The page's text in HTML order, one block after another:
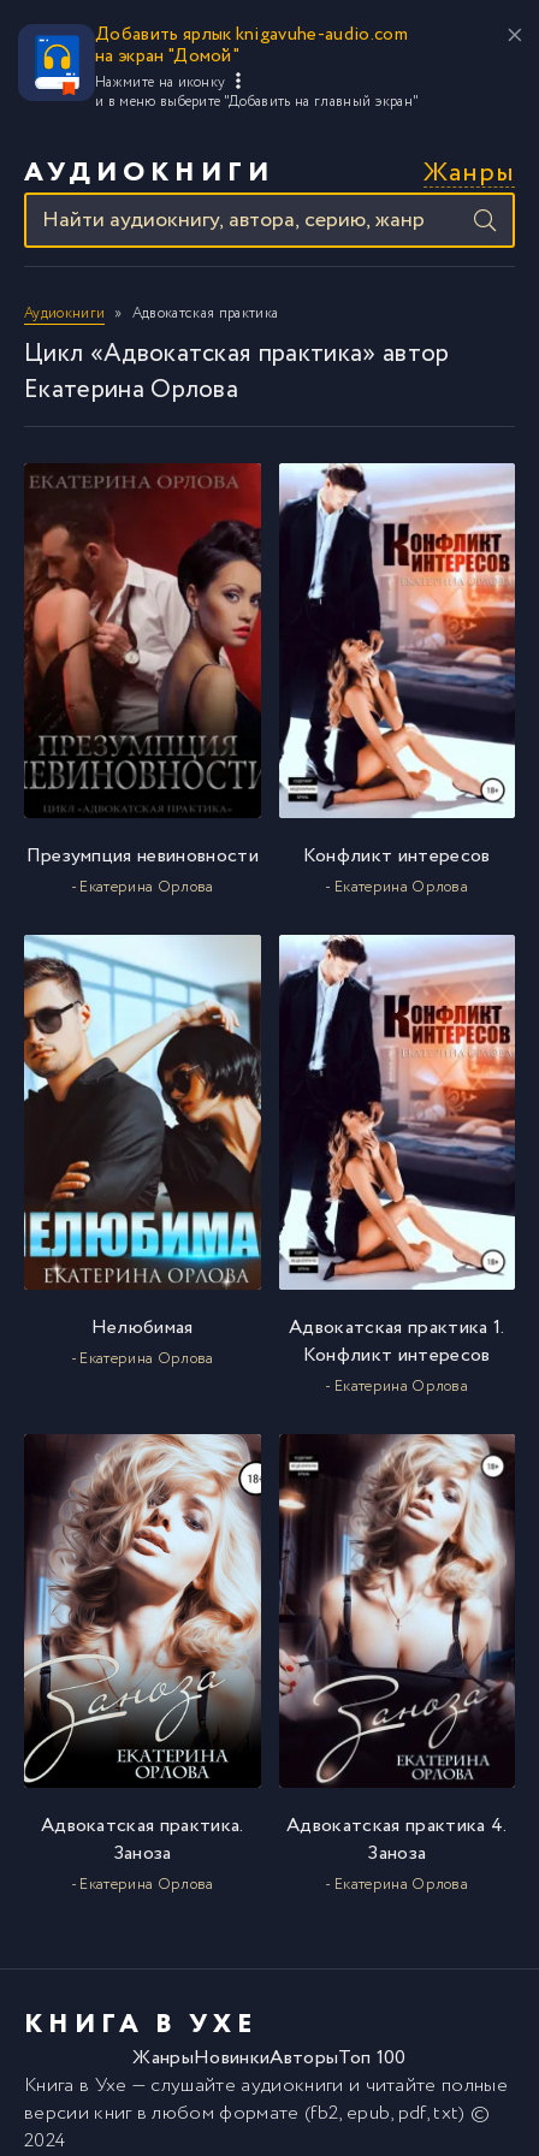
Добавить ярлык knigavuhe-audio.com
на экран "Домой"
Нажмите на иконку
и в меню выберите "Добавить на главный экран"
АУДИОКНИГИ Жанры
Аудиокниги Адвокатская практика
Цикл «Адвокатская практика» автор
Екатерина Орлова
Презумпция невиновности
- Екатерина Орлова
Конфликт интересов
- Екатерина Орлова
Нелюбимая
- Екатерина Орлова
Адвокатская практика 1.
Конфликт интересов
- Екатерина Орлова
Адвокатская практика.
Заноза
- Екатерина Орлова
Адвокатская практика 4.
Заноза
- Екатерина Орлова
КНИГА В УХЕ
ЖанрыНовинкиАвторыТоп 100
Книга в Ухе — слушайте аудиокниги и читайте полные
версии книгв любом формате (fb2, epub, pdf, txt) ©
2024